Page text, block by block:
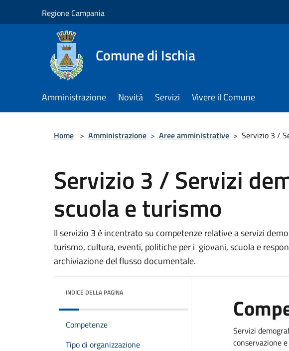
Regione Campania
Comune di Ischia
Amministrazione Novità Servizi Vivere il Comune
Home > Amministrazione > Aree amministrative > Servizio 3 /
Servizio 3 / Servizi
scuola e turismo
Il servizio 3 è incentrato su competenze relative a servizi
turismo, cultura, eventi, politiche per i giovani, scuola e
archiviazione del flusso documentale.
INDICE DELLA PAGINA
Competenze
Tipo di organizzazione
Servizi
conservazione